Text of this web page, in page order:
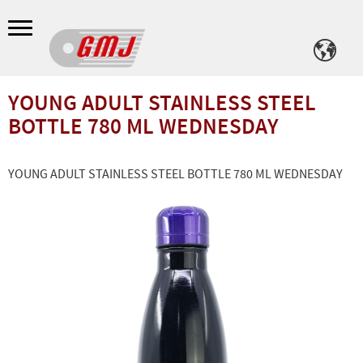
Meny
YOUNG ADULT STAINLESS STEEL
BOTTLE 780 ML WEDNESDAY
YOUNG ADULT STAINLESS STEEL BOTTLE 780 ML WEDNESDAY